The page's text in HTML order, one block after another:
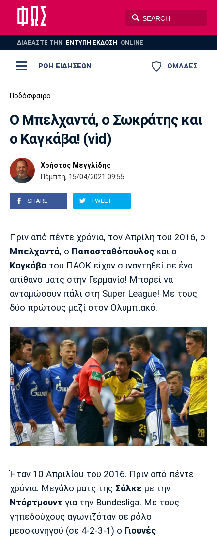
ΔΙΑΒΑΣΤΕ THN ΕΝΤΥΠΗ ΕΚΔΟΣΗ ONLINE
ΟΜΑΔΕΣ
ΡΟΗ ΕΙΔΗΣΕΩΝ
ΠΟΔΟΣΦΑΙΡΟ
ΒΟΛΕΪ ΣΠΟΡ
AUTO-MOTO PLUS
Ποδόσφαιρο
Super League 1
Super League 2
Γ Εθνική
Ελλάδα
Europa League
Conference League
Διεθνή
Euro
Εθνικές Ομάδες
Κύπελλο
Διαιτησία
Ποδόσφαιρο Γυναικών
Μπάσκετ
Ελλάδα
Εθνική
EuroLeague
Α Γυναικών
Champions League
Κύπελλο
EuroCup
Basket League
Α2 Μπάσκετ
FIBA World Cup 2023
Ολυμπιακοί Αγώνες
Βόλεϊ
Πόλο
Σπορ
Στίβος
Γυμναστική
Κολύμβηση
Χάντμπολ
Auto-Moto
Αυτοκίνητο
Formula 1
Μοτοσυκλέτα
Tech
Gaming
Gadgets
Smartphones
Plus
Θέατρο
Σινεμά
Ευ ζην
Βιβλίο
Μουσική
Blogs
Η Εφημερίδα
Πρωτοσέλιδα
Έντυπη έκδοση
Στήλες
Cine Spot
Running
Media
Ολυμπιακός ΑΕΚ
Παναθηναϊκός Ατρόμητος
Αστέρας
Τρίπολης
ΠΑΣ Γιάννινα Λεβαδειακός
Παναιτωλικός Λαμία ΑΕΛ
Απόλλων
Σμύρνης
Άρης ΟΦΗ
Παναχαϊκή Ηρακλής Βόλος
Ιωνικός Κηφισιά Πανσερραϊκός
Ποδόσφαιρο
Ο Μπελχαντά, ο Σωκράτης και
ο Καγκάβα! (vid)
Χρήστος Μεγγλίδης
Πέμπτη, 15/04/2021 09:55
SHARE TWEET
Πριν από πέντε χρόνια, τον Απρίλη του 2016, ο
Μπελχαντά, ο Παπασταθόπουλος και ο
Καγκάβα του ΠΑΟΚ είχαν συναντηθεί σε ένα
απίθανο ματς στην Γερμανία! Μπορεί να
ανταμώσουν πάλι στη Super League! Με τους
δύο πρώτους μαζί στον Ολυμπιακό.
Ήταν 10 Απριλίου του 2016. Πριν από πέντε
χρόνια. Μεγάλο ματς της Σάλκε με την
Ντόρτμουντ για την Bundesliga. Με τους
γηπεδούχους αγωνιζόταν σε ρόλο
μεσοκυνηγού (σε 4-2-3-1) ο Γιουνές